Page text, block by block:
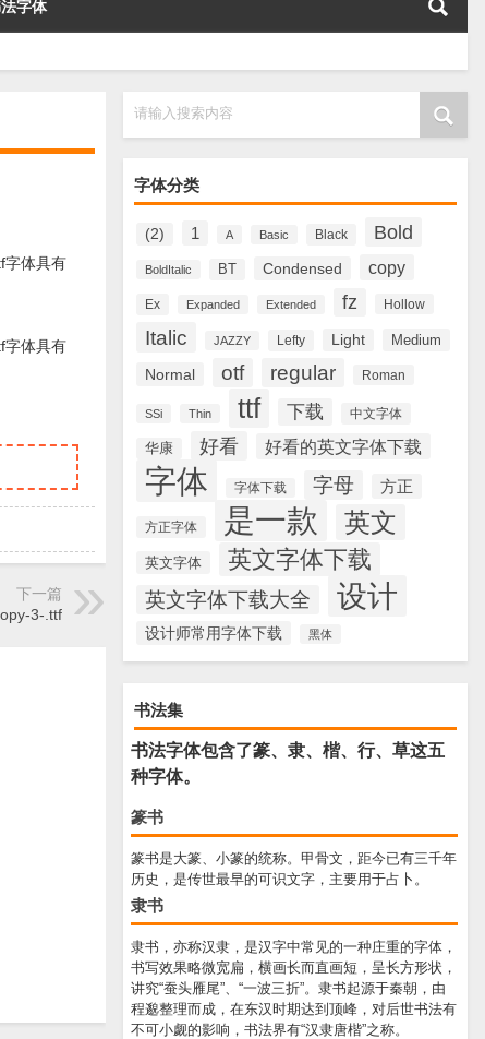
字体
请输入搜索内容
字体分类
(2) 1 A Basic Black Bold
BoldItalic BT Condensed copy
Ex Expanded Extended fz Hollow
Italic JAZZY Lefty Light Medium
Normal otf regular Roman
SSi Thin ttf 下载 中文字体
华康 好看 好看的英文字体下载
字体 字体下载 字母 方正
方正字体 是一款 英文
英文字体 英文字体下载
英文字体下载大全 设计
设计师常用字体下载 黑体
书法集
书法字体包含了篆、隶、楷、行、草这五
种字体。
篆书
篆书是大篆、小篆的统称。甲骨文，距今已有三千年
历史，是传世最早的可识文字，主要用于占卜。
隶书
隶书，亦称汉隶，是汉字中常见的一种庄重的字体，
书写效果略微宽扁，横画长而直画短，呈长方形状，
讲究“蚕头雁尾”、“一波三折”。隶书起源于秦朝，由
程邈整理而成，在东汉时期达到顶峰，对后世书法有
不可小觑的影响，书法界有“汉隶唐楷”之称。
字体具有
字体具有
下一篇
3-.ttf